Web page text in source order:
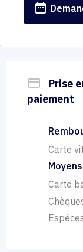
date_range
payment
Prise
paiement
Carte
Carte